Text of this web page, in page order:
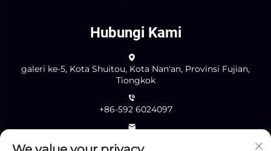
Hubungi Kami
galeri ke-5, Kota Shuitou, Kota Nan'an, Provinsi Fujian,
Tiongkok
+86-592 6024097